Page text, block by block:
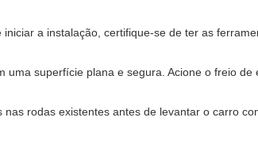
a instalação, certifique-se de ter as
uma superfície plana e segura. Acione o freio
rodas existentes antes de levantar o carro